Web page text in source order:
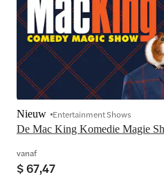
De Mac King Komedie Magie
Nieuw Entertainment Shows
vanaf
$ 67,47